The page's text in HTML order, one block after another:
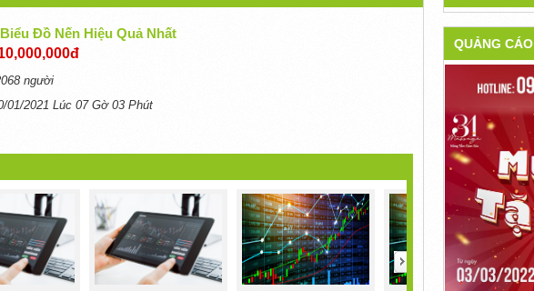
Đồ Nến Hiệu Quả Nhất
người
01/2021 Lúc 07 Gờ 03 Phút
>
QUẢNG CÁO